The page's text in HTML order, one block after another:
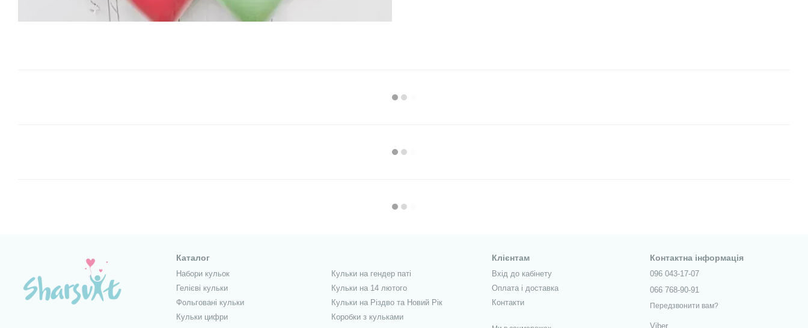
Каталог
Набори кульок
Гелієві кульки
Фольговані кульки
Кульки цифри
Кульки на гендер паті
Кульки на 14 лютого
Кульки на Різдво та Новий Рік
Коробки з кульками
Клієнтам
Вхід до кабінету
Оплата і доставка
Контакти
Контактна інформація
096 043-17-07
066 768-90-91
Передзвонити вам?
Viber